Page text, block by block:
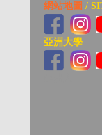
網站地圖 /
亞洲大學